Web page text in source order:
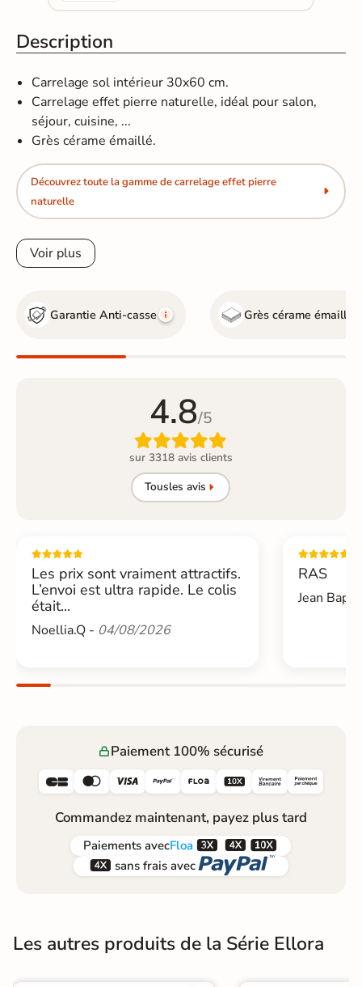
Description
Carrelage sol intérieur 30x60 cm.
Carrelage effet pierre naturelle, idéal pour salon,
séjour, cuisine, ...
Grès cérame émaillé.
Découvrez toute la gamme de carrelage effet pierre
naturelle
Voir plus
Garantie Anti-casse Grès cérame émaillé
4.8/5

sur 3318 avis clients
Tousles avis
Les prix sont vraiment attractifs.
L’envoi est ultra rapide. Le colis
était...
Noellia.Q - 04/08/2026
RAS
Jean
Paiement 100% sécurisé
     
Commandez maintenant, payez plus tard
Paiements avecFloa  
 sans frais avec 
Les autres produits de la Série Ellora